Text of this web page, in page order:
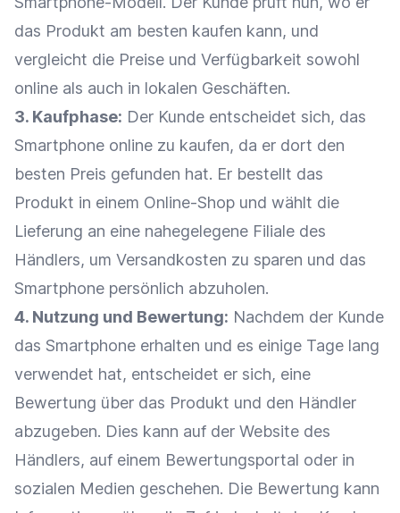
das Produkt am besten kaufen kann, und
vergleicht die Preise und Verfügbarkeit sowohl
online als auch in lokalen Geschäften.
3. Kaufphase: Der Kunde entscheidet sich, das
Smartphone online zu kaufen, da er dort den
besten Preis gefunden hat. Er bestellt das
Produkt in einem Online-Shop und wählt die
Lieferung an eine nahegelegene Filiale des
Händlers, um Versandkosten zu sparen und das
Smartphone persönlich abzuholen.
4. Nutzung und Bewertung: Nachdem der Kunde
das Smartphone erhalten und es einige Tage lang
verwendet hat, entscheidet er sich, eine
Bewertung über das Produkt und den Händler
abzugeben. Dies kann auf der Website des
Händlers, auf einem Bewertungsportal oder in
sozialen Medien geschehen. Die Bewertung kann